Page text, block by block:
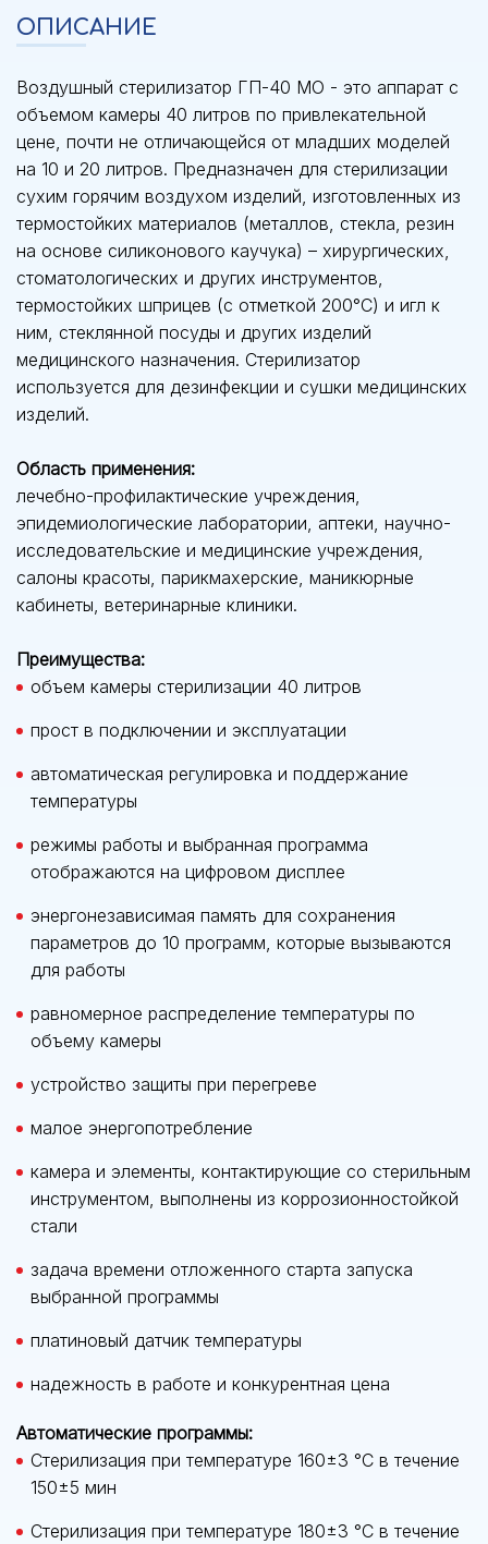
ОПИСАНИЕ
Воздушный стерилизатор ГП-40 МО - это аппарат с
объемом камеры 40 литров по привлекательной
цене, почти не отличающейся от младших моделей
на 10 и 20 литров. Предназначен для стерилизации
сухим горячим воздухом изделий, изготовленных из
термостойких материалов (металлов, стекла, резин
на основе силиконового каучука) – хирургических,
стоматологических и других инструментов,
термостойких шприцев (с отметкой 200°С) и игл к
ним, стеклянной посуды и других изделий
медицинского назначения. Стерилизатор
используется для дезинфекции и сушки медицинских
изделий.
Область применения:
лечебно-профилактические учреждения,
эпидемиологические лаборатории, аптеки, научно-
исследовательские и медицинские учреждения,
салоны красоты, парикмахерские, маникюрные
кабинеты, ветеринарные клиники.
Преимущества:
объем камеры стерилизации 40 литров
прост в подключении и эксплуатации
автоматическая регулировка и поддержание
температуры
режимы работы и выбранная программа
отображаются на цифровом дисплее
энергонезависимая память для сохранения
параметров до 10 программ, которые вызываются
для работы
равномерное распределение температуры по
объему камеры
устройство защиты при перегреве
малое энергопотребление
камера и элементы, контактирующие со стерильным
инструментом, выполнены из коррозионностойкой
стали
задача времени отложенного старта запуска
выбранной программы
платиновый датчик температуры
надежность в работе и конкурентная цена
Автоматические программы:
Стерилизация при температуре 160±3 °C в течение
150±5 мин
Стерилизация при температуре 180±3 °C в течение